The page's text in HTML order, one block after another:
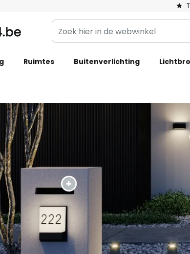
Zoek
hier
de
Ruimtes Buitenverlichting